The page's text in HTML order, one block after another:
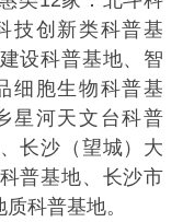
技创新类科普基
设科普基地、智
细胞生物科普基
星河天文台科普
长沙（望城）大
普基地、长沙市
科普基地。